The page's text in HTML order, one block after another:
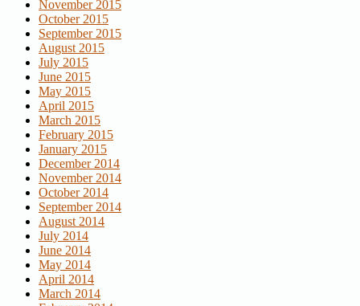
November 2015
October 2015
September 2015
August 2015
July 2015
June 2015
May 2015
April 2015
March 2015
February 2015
January 2015
December 2014
November 2014
October 2014
September 2014
August 2014
July 2014
June 2014
May 2014
April 2014
March 2014